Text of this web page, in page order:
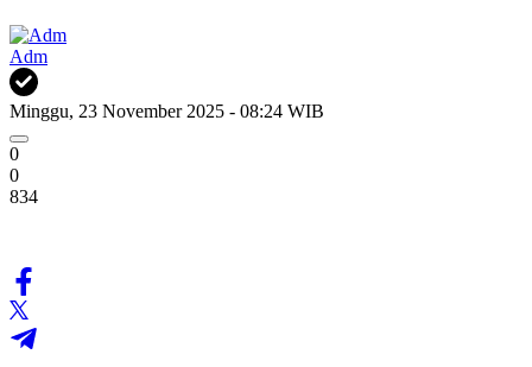
Adm
Minggu, 23 November 2025 - 08:24 WIB
0
0
834